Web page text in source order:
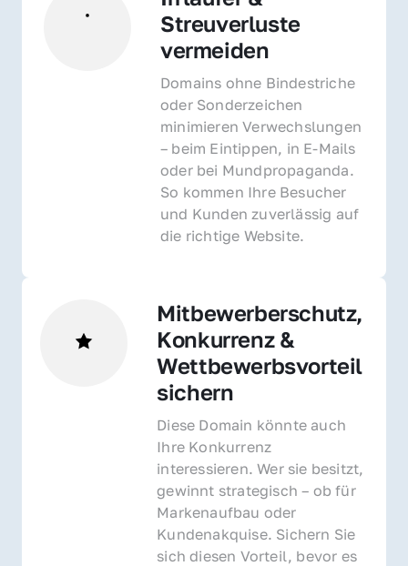
Streuverluste
vermeiden
Domains ohne Bindestriche
oder Sonderzeichen
minimieren Verwechslungen
– beim Eintippen, in E-Mails
oder bei Mundpropaganda.
So kommen Ihre Besucher
und Kunden zuverlässig auf
die richtige Website.
Mitbewerberschutz,
Konkurrenz &
Wettbewerbsvorteil
sichern
Diese Domain könnte auch
Ihre Konkurrenz
interessieren. Wer sie besitzt,
gewinnt strategisch – ob für
Markenaufbau oder
Kundenakquise. Sichern Sie
sich diesen Vorteil, bevor es